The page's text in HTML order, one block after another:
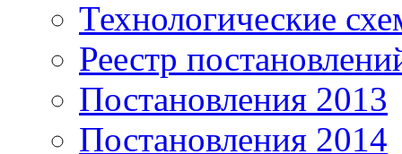
Технологические
Реестр
Постановления 2013
Постановления 2014